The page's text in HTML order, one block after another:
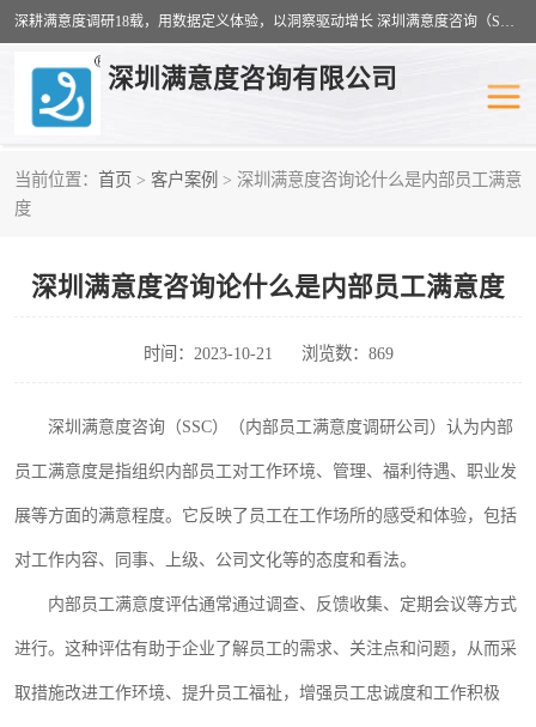
深耕满意度调研18载，用数据定义体验，以洞察驱动增长 深圳满意度咨询（SSC）：十八年专注，丈量每一份体验。
深圳满意度咨询有限公司
当前位置： 首页 > 客户案例 > 深圳满意度咨询论什么是内部员工满意
度
深圳满意度咨询论什么是内部员工满意度
时间：2023-10-21 浏览数：869
深圳满意度咨询（SSC）（内部员工满意度调研公司）认为内部
员工满意度是指组织内部员工对工作环境、管理、福利待遇、职业发
展等方面的满意程度。它反映了员工在工作场所的感受和体验，包括
对工作内容、同事、上级、公司文化等的态度和看法。
内部员工满意度评估通常通过调查、反馈收集、定期会议等方式
进行。这种评估有助于企业了解员工的需求、关注点和问题，从而采
取措施改进工作环境、提升员工福祉，增强员工忠诚度和工作积极
客户满意度调查 医疗服务业满意度
服务满意度调查 汽车行业满意度